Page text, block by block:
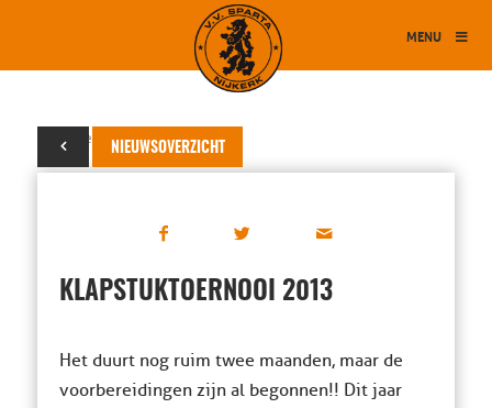
MENU
NIEUWSOVERZICHT
01 november 2013
KLAPSTUKTOERNOOI 2013
Het duurt nog ruim twee maanden, maar de
voorbereidingen zijn al begonnen!! Dit jaar